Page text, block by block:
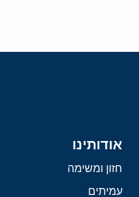
אודותינו
חזון ומשימה
עמיתים